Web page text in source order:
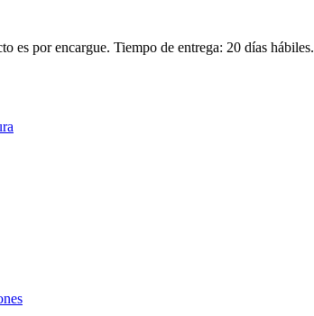
es por encargue. Tiempo de entrega: 20 días hábiles.